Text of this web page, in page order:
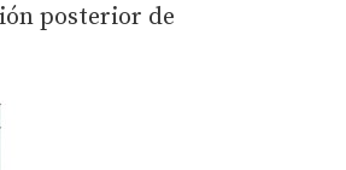
posterior de